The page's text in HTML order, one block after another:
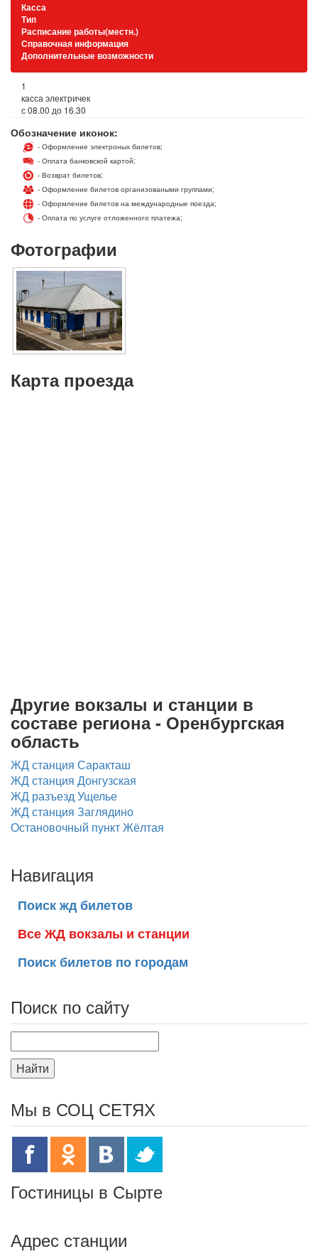
Касса
Тип
Расписание работы(местн.)
Справочная информация
Дополнительные возможности
1
касса электричек
с 08.00 до 16.30
Обозначение иконок:
- Оформление электроных билетов;
- Оплата банковской картой;
- Возврат билетов;
- Оформление билетов организоваными группами;
- Оформление билетов на международные поезда;
- Оплата по услуге отложенного платежа;
Фотографии
Карта проезда
Другие вокзалы и станции в
составе региона - Оренбургская
область
ЖД станция Саракташ
ЖД станция Донгузская
ЖД разъезд Ущелье
ЖД станция Заглядино
Остановочный пункт Жёлтая
Навигация
Поиск жд билетов
Все ЖД вокзалы и станции
Поиск билетов по городам
Поиск по сайту
Найти
Мы в СОЦ СЕТЯХ
Гостиницы в Сырте
Адрес станции